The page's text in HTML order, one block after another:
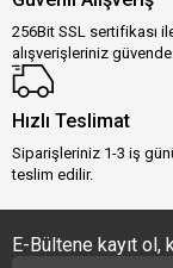
256Bit SSL sertifikası
alışverişleriniz güvende.
Hızlı Teslimat
Siparişleriniz 1-3 iş
teslim edilir.
E-Bültene kayıt ol,